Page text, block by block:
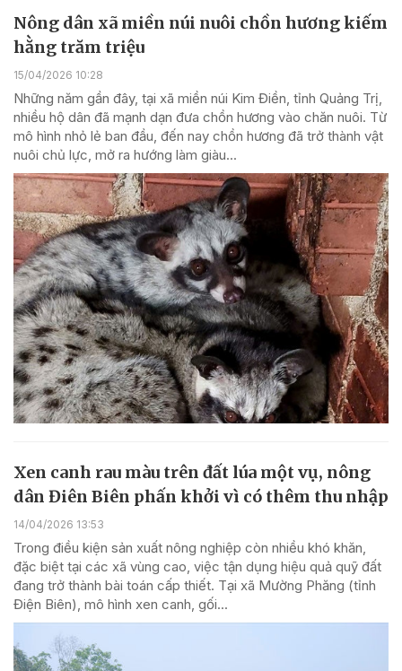
Nông dân xã miền núi nuôi chồn hương kiếm
hằng trăm triệu
15/04/2026 10:28
Những năm gần đây, tại xã miền núi Kim Điền, tỉnh Quảng Trị,
nhiều hộ dân đã mạnh dạn đưa chồn hương vào chăn nuôi. Từ
mô hình nhỏ lẻ ban đầu, đến nay chồn hương đã trở thành vật
nuôi chủ lực, mở ra hướng làm giàu...
Xen canh rau màu trên đất lúa một vụ, nông
dân Điên Biên phấn khởi vì có thêm thu nhập
14/04/2026 13:53
Trong điều kiện sản xuất nông nghiệp còn nhiều khó khăn,
đặc biệt tại các xã vùng cao, việc tận dụng hiệu quả quỹ đất
đang trở thành bài toán cấp thiết. Tại xã Mường Phăng (tỉnh
Điện Biên), mô hình xen canh, gối...